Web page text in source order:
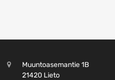
Muuntoasemantie 1B
21420 Lieto